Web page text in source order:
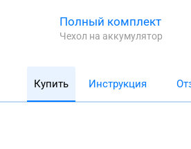
Полный комплект
Чехол на аккумулятор
Купить Инструкция